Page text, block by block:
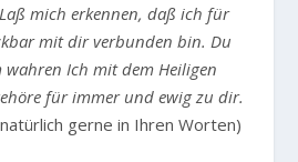
mich erkennen, daß ich für
mit dir verbunden bin. Du
Ich mit dem Heiligen
für immer und ewig zu dir.
gerne in Ihren Worten)